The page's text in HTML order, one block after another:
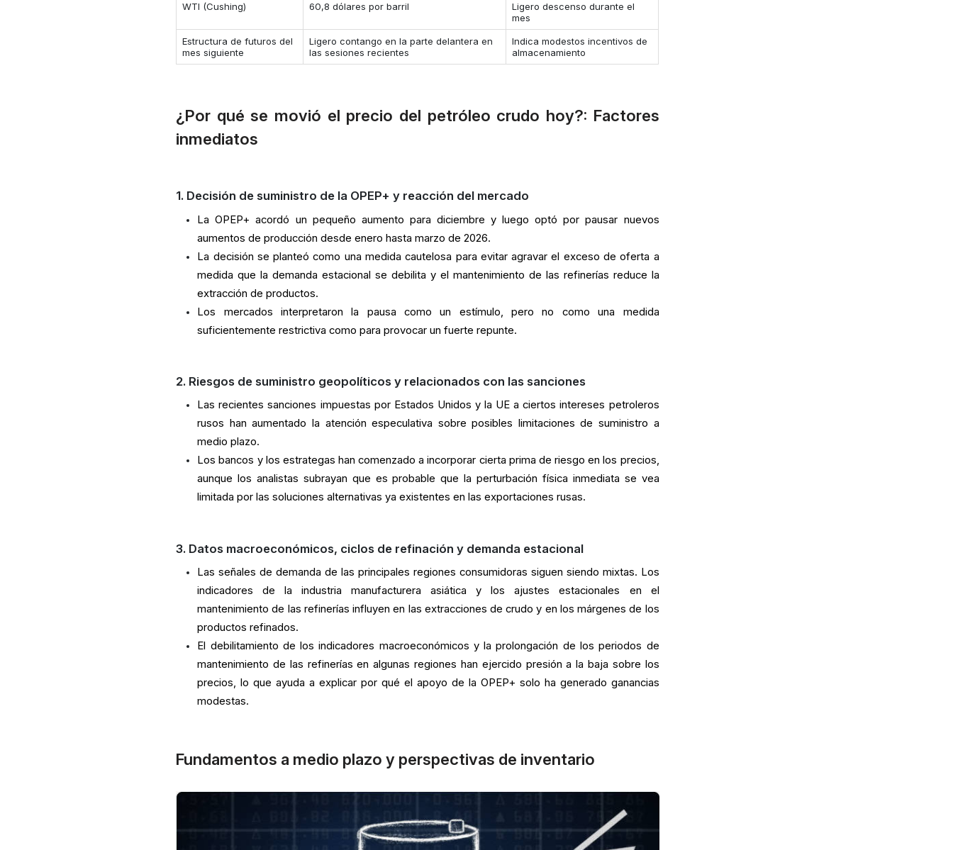
WTI (Cushing) 60,8 dólares por barril
Ligero descenso durante el
mes
Estructura de futuros del
mes siguiente
Ligero contango en la parte delantera en
las sesiones recientes
Indica modestos incentivos de
almacenamiento
¿Por qué se movió el precio del petróleo crudo hoy?: Factores
inmediatos
1. Decisión de suministro de la OPEP+ y reacción del mercado
La OPEP+ acordó un pequeño aumento para diciembre y luego optó por pausar nuevos
aumentos de producción desde enero hasta marzo de 2026.
La decisión se planteó como una medida cautelosa para evitar agravar el exceso de oferta a
medida que la demanda estacional se debilita y el mantenimiento de las refinerías reduce la
extracción de productos.
Los mercados interpretaron la pausa como un estímulo, pero no como una medida
suficientemente restrictiva como para provocar un fuerte repunte.
2. Riesgos de suministro geopolíticos y relacionados con las sanciones
Las recientes sanciones impuestas por Estados Unidos y la UE a ciertos intereses petroleros
rusos han aumentado la atención especulativa sobre posibles limitaciones de suministro a
medio plazo.
Los bancos y los estrategas han comenzado a incorporar cierta prima de riesgo en los precios,
aunque los analistas subrayan que es probable que la perturbación física inmediata se vea
limitada por las soluciones alternativas ya existentes en las exportaciones rusas.
3. Datos macroeconómicos, ciclos de refinación y demanda estacional
Las señales de demanda de las principales regiones consumidoras siguen siendo mixtas. Los
indicadores de la industria manufacturera asiática y los ajustes estacionales en el
mantenimiento de las refinerías influyen en las extracciones de crudo y en los márgenes de los
productos refinados.
El debilitamiento de los indicadores macroeconómicos y la prolongación de los periodos de
mantenimiento de las refinerías en algunas regiones han ejercido presión a la baja sobre los
precios, lo que ayuda a explicar por qué el apoyo de la OPEP+ solo ha generado ganancias
modestas.
Fundamentos a medio plazo y perspectivas de inventario